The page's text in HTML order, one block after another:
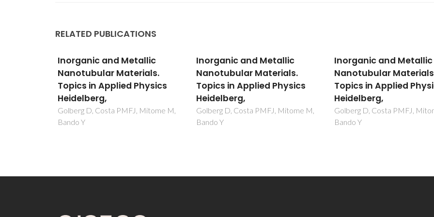
RELATED PUBLICATIONS
Inorganic and Metallic
Nanotubular Materials.
Topics in Applied Physics
Heidelberg,
Golberg D, Costa PMFJ, Mitome M,
Bando Y
Inorganic and Metallic
Nanotubular Materials.
Topics in Applied Physics
Heidelberg,
Golberg D, Costa PMFJ, Mitome M,
Bando Y
Inorganic and Metallic
Nanotubular
Topics in Applied
Heidelberg,
Golberg D, Costa PMFJ,
Bando Y